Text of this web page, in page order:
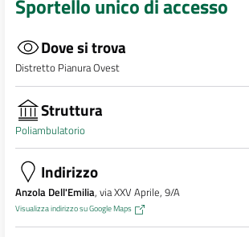
Sportello unico di accesso
Dove si trova
Distretto Pianura Ovest
Struttura
Poliambulatorio
Indirizzo
Anzola Dell'Emilia, via XXV Aprile, 9/A
Visualizza indirizzo su Google Maps